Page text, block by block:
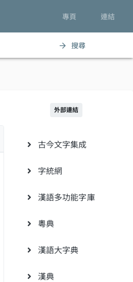
專頁 連結
arrow_forward 搜尋
外部連結
古今文字集成
字統網
漢語多功能字庫
粵典
漢語大字典
漢典